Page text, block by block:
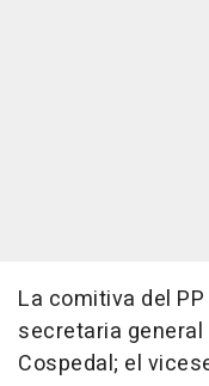
La comitiva del
secretaria general
Cospedal; el